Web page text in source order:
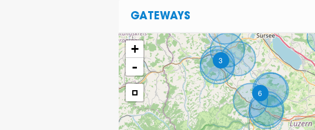
GATEWAYS
3
6
+
-